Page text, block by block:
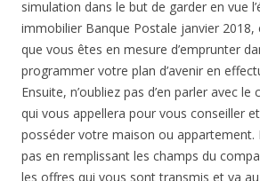
simulation dans le but de garder en vue
immobilier Banque Postale janvier
que vous êtes en mesure d’emprunter
programmer votre plan d’avenir en
Ensuite, n’oubliez pas d’en parler avec
qui vous appellera pour vous conseiller
posséder votre maison ou
pas en remplissant les champs du
les offres qui vous sont transmis et va